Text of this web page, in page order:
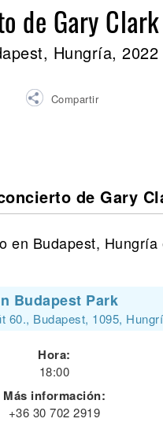
de Gary Clark
Hungría, 2022
Compartir
de Gary
en Budapest,
Budapest Park
60., Budapest, 1095,
Hora:
18:00
Más información:
+36 30 702 2919